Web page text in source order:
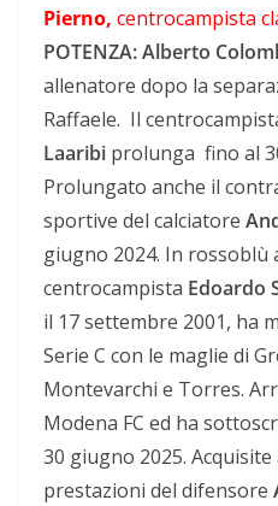
Pierno, centrocampista
POTENZA: Alberto
allenatore dopo la
Raffaele. Il
Laaribi prolunga fino al
Prolungato anche il
sportive del calciatore
giugno 2024. In rossoblù
centrocampista Edoardo
il 17 settembre 2001, ha
Serie C con le maglie di
Montevarchi e Torres.
Modena FC ed ha
30 giugno 2025.
prestazioni del difensore